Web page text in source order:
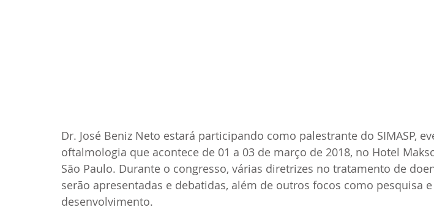
Dr. José Beniz Neto estará participando como palestrante do SIMASP,
oftalmologia que acontece de 01 a 03 de março de 2018, no Hotel
São Paulo. Durante o congresso, várias diretrizes no tratamento de
serão apresentadas e debatidas, além de outros focos como pesquisa e
desenvolvimento.